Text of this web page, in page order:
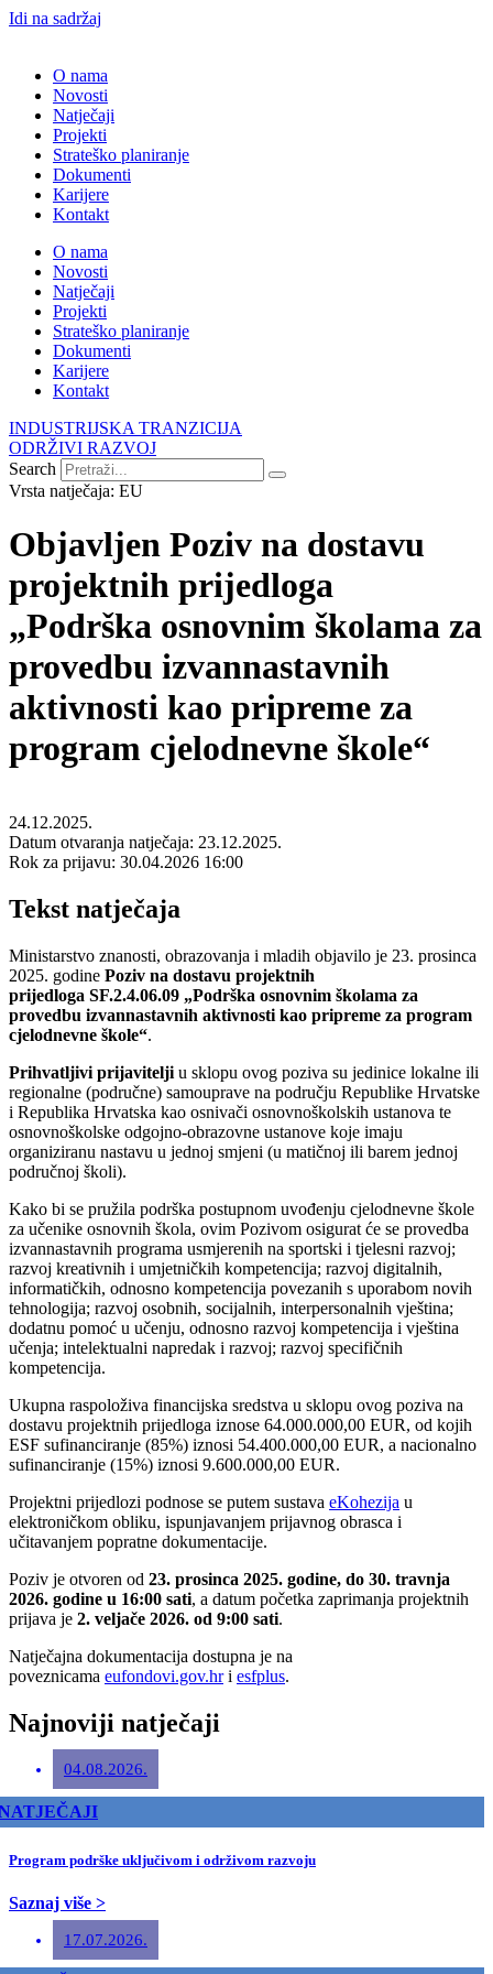
Idi na sadržaj
O nama
Novosti
Natječaji
Projekti
Strateško planiranje
Dokumenti
Karijere
Kontakt
O nama
Novosti
Natječaji
Projekti
Strateško planiranje
Dokumenti
Karijere
Kontakt
INDUSTRIJSKA TRANZICIJA
ODRŽIVI RAZVOJ
Search
Vrsta natječaja: EU
Objavljen Poziv na dostavu
projektnih prijedloga
„Podrška osnovnim školama za
provedbu izvannastavnih
aktivnosti kao pripreme za
program cjelodnevne škole“
24.12.2025.
Datum otvaranja natječaja: 23.12.2025.
Rok za prijavu: 30.04.2026 16:00
Tekst natječaja
Ministarstvo znanosti, obrazovanja i mladih objavilo je 23. prosinca
2025. godine Poziv na dostavu projektnih
prijedloga SF.2.4.06.09 „Podrška osnovnim školama za
provedbu izvannastavnih aktivnosti kao pripreme za program
cjelodnevne škole“.
Prihvatljivi prijavitelji u sklopu ovog poziva su jedinice lokalne ili
regionalne (područne) samouprave na području Republike Hrvatske
i Republika Hrvatska kao osnivači osnovnoškolskih ustanova te
osnovnoškolske odgojno-obrazovne ustanove koje imaju
organiziranu nastavu u jednoj smjeni (u matičnoj ili barem jednoj
područnoj školi).
Kako bi se pružila podrška postupnom uvođenju cjelodnevne škole
za učenike osnovnih škola, ovim Pozivom osigurat će se provedba
izvannastavnih programa usmjerenih na sportski i tjelesni razvoj;
razvoj kreativnih i umjetničkih kompetencija; razvoj digitalnih,
informatičkih, odnosno kompetencija povezanih s uporabom novih
tehnologija; razvoj osobnih, socijalnih, interpersonalnih vještina;
dodatnu pomoć u učenju, odnosno razvoj kompetencija i vještina
učenja; intelektualni napredak i razvoj; razvoj specifičnih
kompetencija.
Ukupna raspoloživa financijska sredstva u sklopu ovog poziva na
dostavu projektnih prijedloga iznose 64.000.000,00 EUR, od kojih
ESF sufinanciranje (85%) iznosi 54.400.000,00 EUR, a nacionalno
sufinanciranje (15%) iznosi 9.600.000,00 EUR.
Projektni prijedlozi podnose se putem sustava eKohezija u
elektroničkom obliku, ispunjavanjem prijavnog obrasca i
učitavanjem popratne dokumentacije.
Poziv je otvoren od 23. prosinca 2025. godine, do 30. travnja
2026. godine u 16:00 sati, a datum početka zaprimanja projektnih
prijava je 2. veljače 2026. od 9:00 sati.
Natječajna dokumentacija dostupna je na
poveznicama eufondovi.gov.hri esfplus.
Najnoviji natječaji
04.08.2026.
Program podrške uključivom i održivom razvoju
Saznaj više >
17.07.2026.